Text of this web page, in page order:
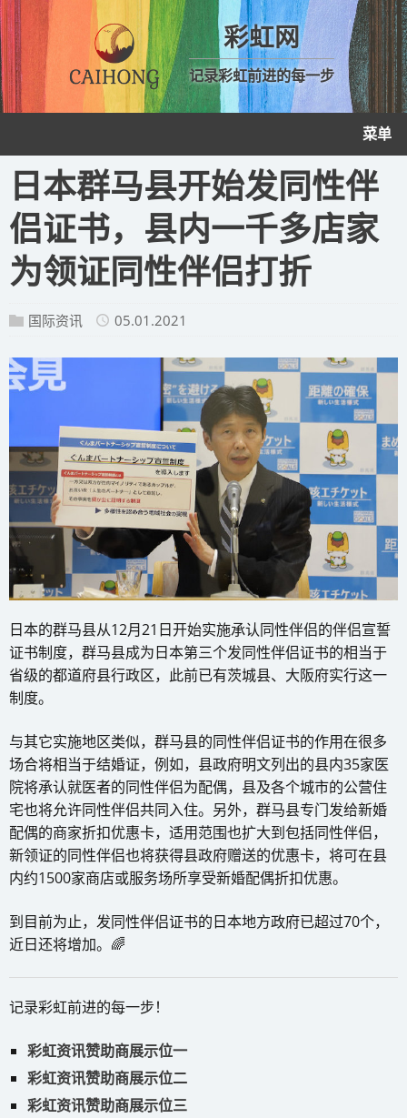
彩虹网
记录彩虹前进的每一步
菜单
日本群马县开始发同性伴
侣证书，县内一千多店家
为领证同性伴侣打折
国际资讯 05.01.2021
日本的群马县从12月21日开始实施承认同性伴侣的伴侣宣誓
证书制度，群马县成为日本第三个发同性伴侣证书的相当于
省级的都道府县行政区，此前已有茨城县、大阪府实行这一
制度。
与其它实施地区类似，群马县的同性伴侣证书的作用在很多
场合将相当于结婚证，例如，县政府明文列出的县内35家医
院将承认就医者的同性伴侣为配偶，县及各个城市的公营住
宅也将允许同性伴侣共同入住。另外，群马县专门发给新婚
配偶的商家折扣优惠卡，适用范围也扩大到包括同性伴侣，
新领证的同性伴侣也将获得县政府赠送的优惠卡，将可在县
内约1500家商店或服务场所享受新婚配偶折扣优惠。
到目前为止，发同性伴侣证书的日本地方政府已超过70个，
近日还将增加。🌈
记录彩虹前进的每一步！
彩虹资讯赞助商展示位一
彩虹资讯赞助商展示位二
彩虹资讯赞助商展示位三